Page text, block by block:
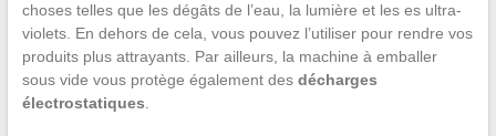
choses telles que les dégâts de l’eau, la lumière et les es ultra-
violets. En dehors de cela, vous pouvez l’utiliser pour rendre vos
produits plus attrayants. Par ailleurs, la machine à emballer
sous vide vous protège également des décharges
électrostatiques